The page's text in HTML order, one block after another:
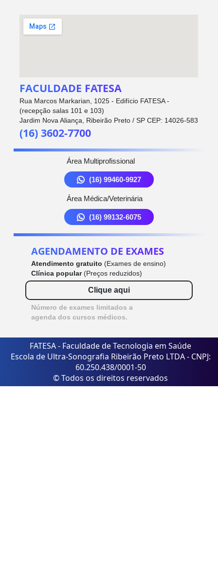
FACULDADE FATESA
Rua Marcos Markarian, 1025 - Edifício FATESA -
(recepção salas 101 e 103)
Jardim Nova Aliança, Ribeirão Preto / SP CEP: 14026-583
(16) 3602-7700
Área Multiprofissional
(16) 99460-9927
Área Médica/Veterinária
(16) 99132-6075
AGENDAMENTO DE EXAMES
Atendimento gratuito (Exames de ensino)
Clínica popular(Preços reduzidos)
Clique aqui
Número de exames limitados a
agenda dos cursos médicos.
FATESA - Faculdade de Tecnologia em Saúde
Escola de Ultra-Sonografia Ribeirão Preto LTDA - CNPJ:
60.250.438/0001-50
© Todos os direitos reservados